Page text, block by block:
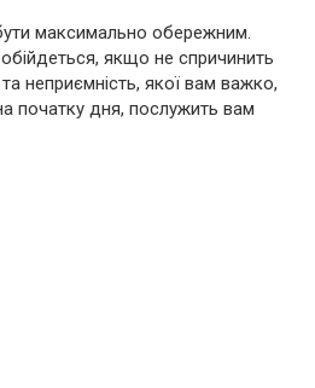
максимально обережним.
якщо не спричинить
неприємність, якої вам важко,
початку дня, послужить вам